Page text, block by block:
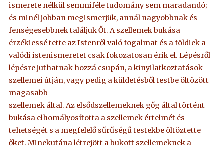
ismerete nélkül semmiféle tudomány sem maradandó;
és minél jobban megismerjük, annál nagyobbnak és
fenségesebbnek találjuk Őt. A szellemek bukása
érzékiessé tette az Istenről való fogalmat és a földiek a
valódi istenismeretet csak fokozatosan érik el. Lépésről
lépésre juthatnak hozzá csupán, a kinyilatkoztatások
szellemei útján, vagy pedig a küldetésből testbe öltözött
magasabb
szellemek által. Az elsődszellemeknek gőg által történt
bukása elhomályosította a szellemek értelmét és
tehetségét s a megfelelő sűrűségű testekbe öltöztette
őket. Minekutána létrejött a bukott szellemeknek a